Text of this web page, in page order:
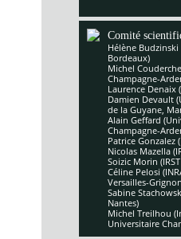
Comité
Hélène
Bordeaux)
Michel
Champagne-
Laurence Denaix
Damien Devault
de la Guyane,
Alain Geffard
Champagne-
Patrice Gonzalez
Nicolas Mazella
Soizic Morin
Céline Pelosi
Versailles-
Sabine
Nantes)
Michel Treilhou
Universitaire